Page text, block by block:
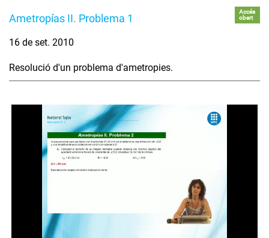
Ametropías II. Problema 1
Accés
obert
16 de set. 2010
Resolució d'un problema d'ametropies.